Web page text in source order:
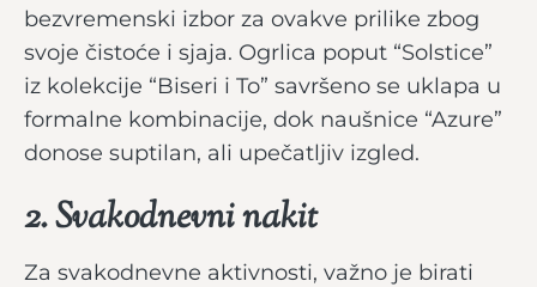
bezvremenski izbor za ovakve prilike zbog
svoje čistoće i sjaja. Ogrlica poput “Solstice”
iz kolekcije “Biseri i To” savršeno se uklapa u
formalne kombinacije, dok naušnice “Azure”
donose suptilan, ali upečatljiv izgled.
2. Svakodnevni nakit
Za svakodnevne aktivnosti, važno je birati